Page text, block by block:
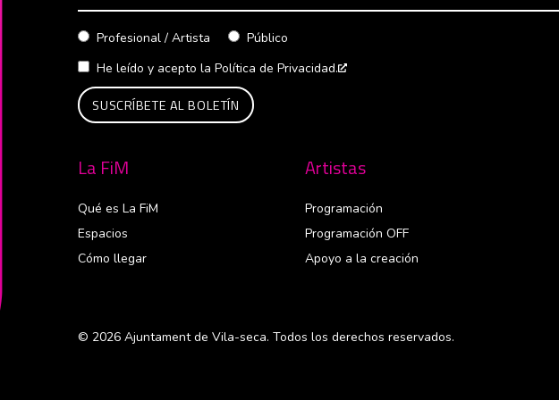
Profesional / Artista
Público
He leído y acepto la Política de Privacidad.
La FiM
Qué es La FiM
Espacios
Cómo llegar
Artistas
Programación
Programación OFF
Apoyo a la creación
© 2026 Ajuntament de Vila-seca. Todos los derechos reservados.